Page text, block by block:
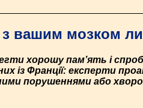
вашим мозком
хорошу пам’ять і
із Франції: експерти
порушеннями або